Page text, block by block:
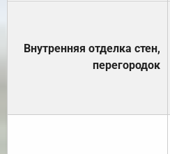
Внутренняя отделка стен,
перегородок